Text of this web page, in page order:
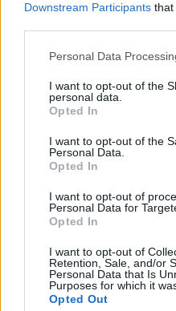
Downstream Participants that
Personal Data
I want to opt-out of the
personal data.
Opted In
I want to opt-out of the
Personal Data.
Opted In
I want to opt-out of
Personal Data for
Opted In
I want to opt-out of
Retention, Sale, and/or
Personal Data that Is
Purposes for which it
Opted Out
Dolgoznának az
vállalhatnak
levelezős hallgatót
„Szinte bárhol voltam
tagozatos hallgató vagyok,
számolt be tapasztalatairól az
Campus life
Kovács Dóri
Nagy változások jönnek
2026/27-es tanévtől
Az 5., 7., 9. és 11. évfolyam
kompetenciamérésből, és több
Közoktatás
Szöllősi Anna